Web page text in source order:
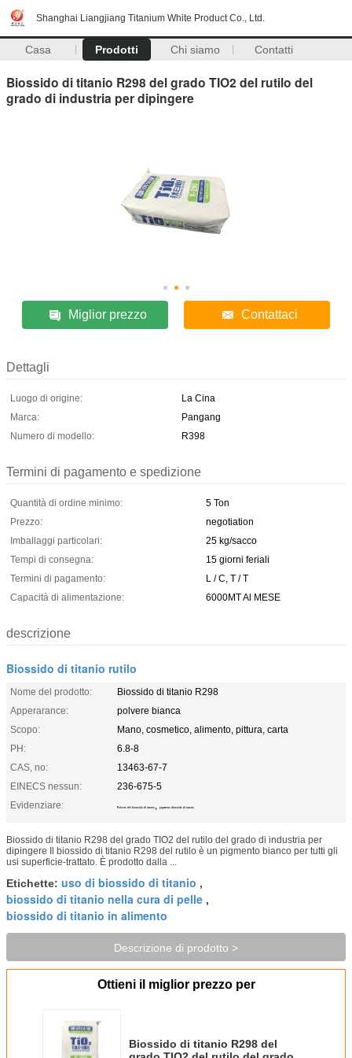
Shanghai Liangjiang Titanium White Product Co., Ltd.
Casa Prodotti Chi siamo Contatti
Biossido di titanio R298 del grado TIO2 del rutilo del
grado di industria per dipingere
Miglior prezzo Contattaci
Dettagli
Luogo di origine:
La Cina
Marca:
Pangang
Numero di modello:
R398
Termini di pagamento e spedizione
Quantità di ordine minimo:
5 Ton
Prezzo:
negotiation
Imballaggi particolari:
25 kg/sacco
Tempi di consegna:
15 giorni feriali
Termini di pagamento:
L / C, T / T
Capacità di alimentazione:
6000MT Al MESE
descrizione
Biossido di titanio rutilo
Nome del prodotto:
Biossido di titanio R298
Apperarance:
polvere bianca
Scopo:
Mano, cosmetico, alimento, pittura, carta
PH:
6.8-8
CAS, no:
13463-67-7
EINECS nessun:
236-675-5
Evidenziare:
Polvere del biossido di titanio , pigmento diossido di titanio
Biossido di titanio R298 del grado TIO2 del rutilo del grado di industria per
dipingere Il biossido di titanio R298 del rutilo è un pigmento bianco per tutti gli
usi superficie-trattato. È prodotto dalla ...
Etichette: uso di biossido di titanio ,
biossido di titanio nella cura di pelle ,
biossido di titanio in alimento
Descrizione di prodotto >
Ottieni il miglior prezzo per
Biossido di titanio R298 del